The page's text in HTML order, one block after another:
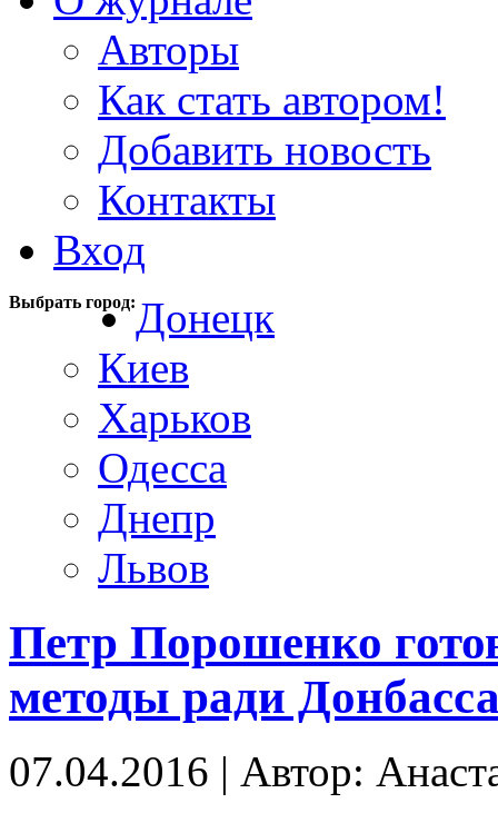
Авторы
Как стать автором!
Добавить новость
Контакты
Вход
Выбрать город:Донецк
Киев
Харьков
Одесса
Днепр
Львов
Петр Порошенко
методы ради
07.04.2016 | Автор: